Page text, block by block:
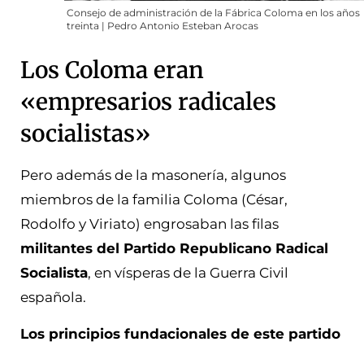
Consejo de administración de la Fábrica Coloma en los años
treinta | Pedro Antonio Esteban Arocas
Los Coloma eran
«empresarios radicales
socialistas»
Pero además de la masonería, algunos
miembros de la familia Coloma (César,
Rodolfo y Viriato) engrosaban las filas
militantes del Partido Republicano Radical
Socialista, en vísperas de la Guerra Civil
española.
Los principios fundacionales de este partido